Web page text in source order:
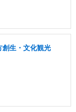
創生・文化観光